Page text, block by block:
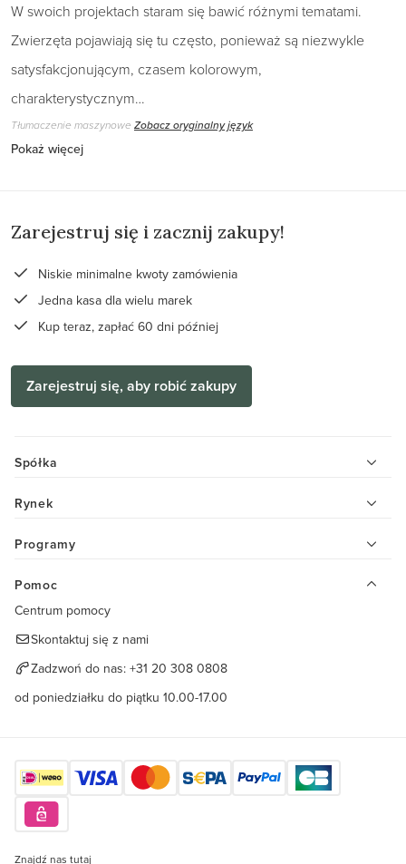
W swoich projektach staram się bawić różnymi tematami.
Zwierzęta pojawiają się tu często, ponieważ są niezwykle
satysfakcjonującym, czasem kolorowym,
charakterystycznym…
Tłumaczenie maszynowe Zobacz oryginalny język
Pokaż więcej
Zarejestruj się i zacznij zakupy!
Niskie minimalne kwoty zamówienia
Jedna kasa dla wielu marek
Kup teraz, zapłać 60 dni później
Zarejestruj się, aby robić zakupy
Spółka
Rynek
Programy
Pomoc
Centrum pomocy
Skontaktuj się z nami
Zadzwoń do nas: +31 20 308 0808
od poniedziałku do piątku 10.00-17.00
Znajdź nas tutaj